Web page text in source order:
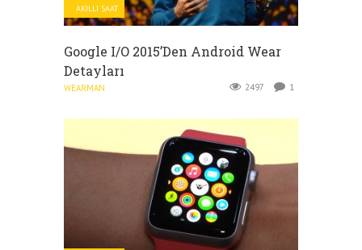
AKILLI SAAT
Google I/O 2015’den Android Wear
Detayları
WEARMAN 2497 1